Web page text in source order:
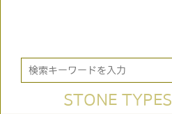
STONE TYPES